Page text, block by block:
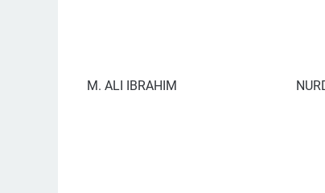
M. ALI IBRAHIM